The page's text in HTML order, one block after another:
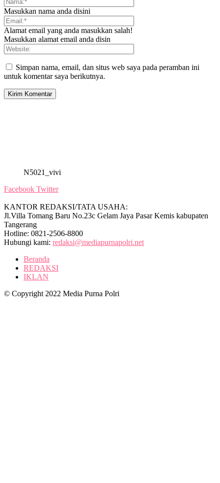
Masukkan nama anda disini
Alamat email yang anda masukkan salah!
Masukkan alamat email anda disin
Simpan nama, email, dan situs web saya pada peramban ini
untuk komentar saya berikutnya.
N5021_vivi
Facebook Twitter
KANTOR REDAKSI/TATA USAHA:
Jl.Villa Tomang Baru No.23c Gelam Jaya Pasar Kemis kabupaten
Tangerang
Hotline: 0821-2506-8800
Hubungi kami: redaksi@mediapurnapolri.net
Beranda
REDAKSI
IKLAN
© Copyright 2022 Media Purna Polri